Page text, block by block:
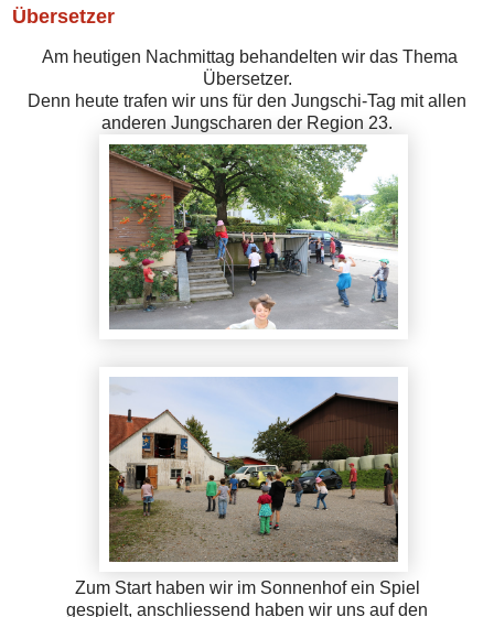
Übersetzer
Am heutigen Nachmittag behandelten wir das Thema
Übersetzer.
Denn heute trafen wir uns für den Jungschi-Tag mit allen
anderen Jungscharen der Region 23.
Zum Start haben wir im Sonnenhof ein Spiel
gespielt, anschliessend haben wir uns auf den